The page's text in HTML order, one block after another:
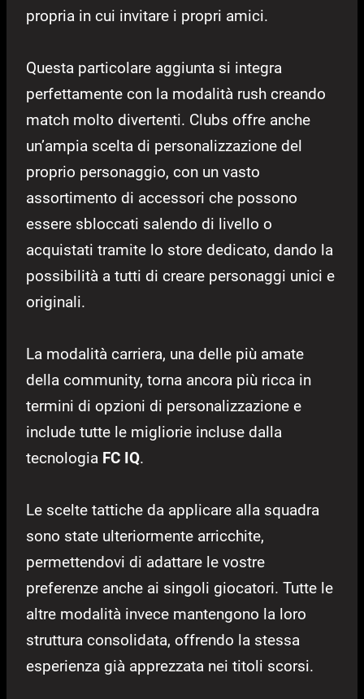
propria in cui invitare i propri amici.
Questa particolare aggiunta si integra
perfettamente con la modalità rush creando
match molto divertenti. Clubs offre anche
un’ampia scelta di personalizzazione del
proprio personaggio, con un vasto
assortimento di accessori che possono
essere sbloccati salendo di livello o
acquistati tramite lo store dedicato, dando la
possibilità a tutti di creare personaggi unici e
originali.
La modalità carriera, una delle più amate
della community, torna ancora più ricca in
termini di opzioni di personalizzazione e
include tutte le migliorie incluse dalla
tecnologia FC IQ.
Le scelte tattiche da applicare alla squadra
sono state ulteriormente arricchite,
permettendovi di adattare le vostre
preferenze anche ai singoli giocatori. Tutte le
altre modalità invece mantengono la loro
struttura consolidata, offrendo la stessa
esperienza già apprezzata nei titoli scorsi.